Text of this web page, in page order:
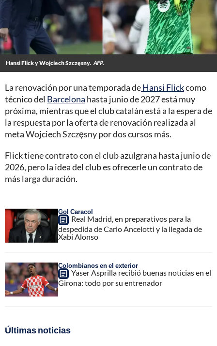
Hansi Flick y Wojciech Szczęsny. AFP.
La renovación por una temporada deHansi Flickcomo
técnico del Barcelona hasta junio de 2027 está muy
próxima, mientras que el club catalán está a la espera de
la respuesta por la oferta de renovación realizada al
meta Wojciech Szczęsny por dos cursos más.
Flick tiene contrato con el club azulgrana hasta junio de
2026, pero la idea del club es ofrecerle un contrato de
más larga duración.
Gol Caracol
Real Madrid, en preparativos para la
despedida de Carlo Ancelotti y la llegada de
Xabi Alonso
Colombianos en el exterior
Yaser Asprilla recibió buenas noticias en el
Girona: todo por su entrenador
Últimas noticias